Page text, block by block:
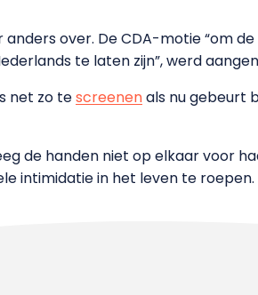
over. De CDA-motie “om
te laten zijn”, werd
net zo tescreenenals nu gebeurt
de handen niet op elkaar voor
intimidatie in het leven te roepen.